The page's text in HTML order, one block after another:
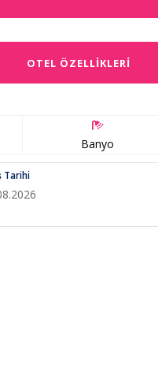
OTEL ÖZELLIKLERI
Banyo
Tarihi